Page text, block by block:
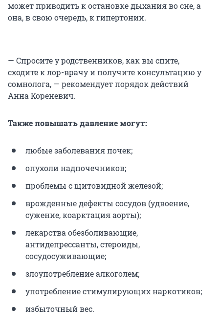
может приводить к остановке дыхания во сне, а
она, в свою очередь, к гипертонии.
— Спросите у родственников, как вы спите,
сходите к лор-врачу и получите консультацию у
сомнолога, — рекомендует порядок действий
Анна Кореневич.
Также повышать давление могут:
любые заболевания почек;
опухоли надпочечников;
проблемы с щитовидной железой;
врожденные дефекты сосудов (удвоение,
сужение, коарктация аорты);
лекарства обезболивающие,
антидепрессанты, стероиды,
сосудосуживающие;
злоупотребление алкоголем;
употребление стимулирующих наркотиков;
избыточный вес.